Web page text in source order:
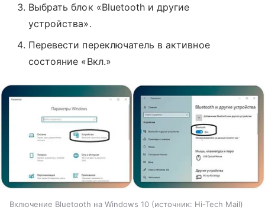
Выбрать блок «Bluetooth и другие
устройства».
Перевести переключатель в активное
состояние «Вкл.»
Включение Bluetooth на Windows 10 источник: Hi-Tech Mail